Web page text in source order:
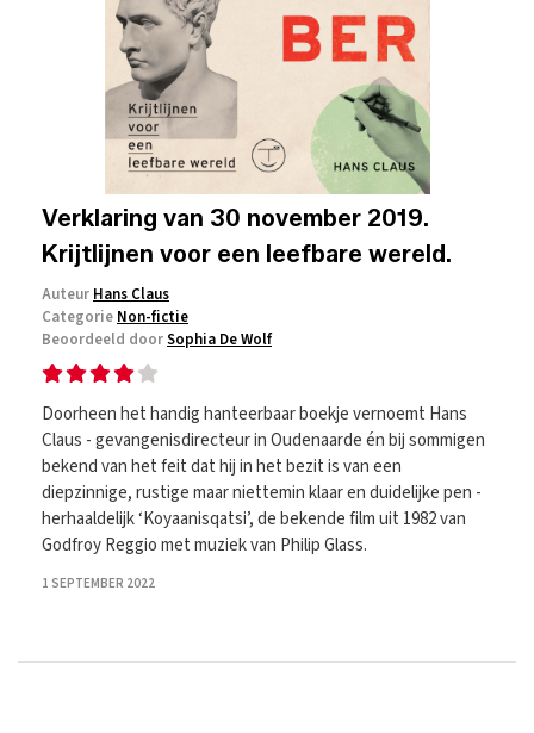
Verklaring van 30 november 2019.
Krijtlijnen voor een leefbare wereld.
Auteur Hans Claus
Categorie Non-fictie
Beoordeeld doorSophia De Wolf
Doorheen het handig hanteerbaar boekje vernoemt Hans
Claus - gevangenisdirecteur in Oudenaarde én bij sommigen
bekend van het feit dat hij in het bezit is van een
diepzinnige, rustige maar niettemin klaar en duidelijke pen -
herhaaldelijk ‘Koyaanisqatsi’, de bekende film uit 1982 van
Godfroy Reggio met muziek van Philip Glass.
1 SEPTEMBER 2022